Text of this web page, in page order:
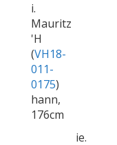
i.
Mauritz
'H
(VH18-
011-
0175)
hann,
176cm
ie.